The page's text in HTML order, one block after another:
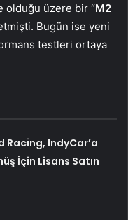
olduğu üzere bir “M2
Bugün ise yeni
testleri ortaya
Racing, IndyCar’a
İçin Lisans Satın